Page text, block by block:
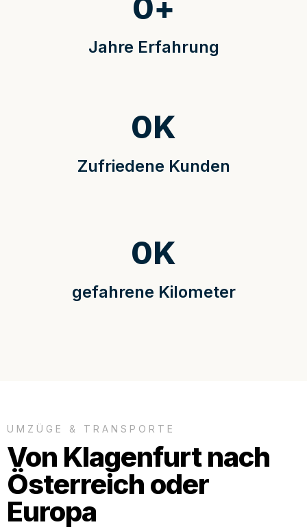
Jahre Erfahrung
0+
Zufriedene Kunden
0K
gefahrene Kilometer
0K
UMZÜGE & TRANSPORTE
Von Klagenfurt nach
Österreich oder
Europa